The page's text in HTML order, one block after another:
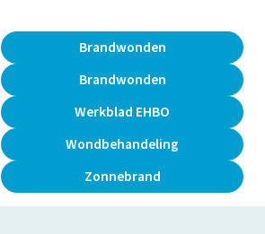
Brandwonden
Brandwonden
Werkblad EHBO
Wondbehandeling
Zonnebrand